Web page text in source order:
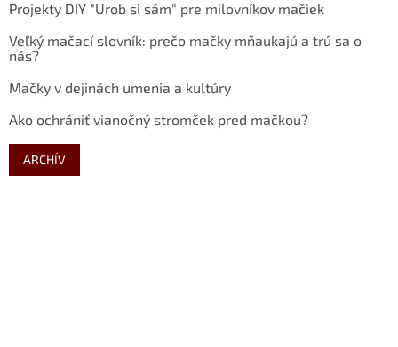
Projekty DIY "Urob si sám" pre milovníkov mačiek
Veľký mačací slovník: prečo mačky mňaukajú a trú sa o
nás?
Mačky v dejinách umenia a kultúry
Ako ochrániť vianočný stromček pred mačkou?
ARCHÍV